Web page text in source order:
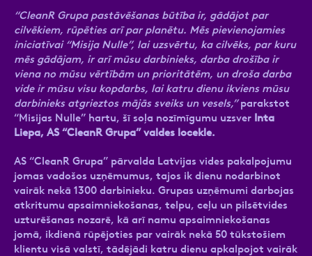
“CleanR Grupa pastāvēšanas būtība ir, gādājot par
cilvēkiem, rūpēties arī par planētu. Mēs pievienojamies
iniciatīvai “Misija Nulle”, lai uzsvērtu, ka cilvēks, par kuru
mēs gādājam, ir arī mūsu darbinieks, darba drošība ir
viena no mūsu vērtībām un prioritātēm, un droša darba
vide ir mūsu visu kopdarbs, lai katru dienu ikviens mūsu
darbinieks atgrieztos mājās sveiks un vesels,”parakstot
“Misijas Nulle” hartu, šī soļa nozīmīgumu uzsver Inta
Liepa, AS “CleanR Grupa” valdes locekle.
AS “CleanR Grupa” pārvalda Latvijas vides pakalpojumu
jomas vadošos uzņēmumus, tajos ik dienu nodarbinot
vairāk nekā 1300 darbinieku. Grupas uzņēmumi darbojas
atkritumu apsaimniekošanas, telpu, ceļu un pilsētvides
uzturēšanas nozarē, kā arī namu apsaimniekošanas
jomā, ikdienā rūpējoties par vairāk nekā 50 tūkstošiem
klientu visā valstī, tādējādi katru dienu apkalpojot vairāk